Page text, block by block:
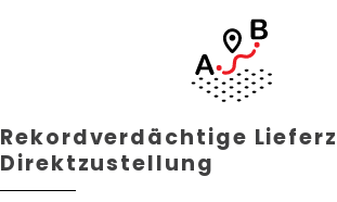
Rekordverdächtige
Direktzustellung